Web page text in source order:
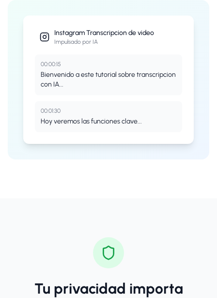
InstagramTranscripcion de video
Impulsado por IA
00:00:15
Bienvenido a este tutorial sobre transcripcion
con IA...
00:01:30
Hoy veremos las funciones clave...
Tu privacidad importa